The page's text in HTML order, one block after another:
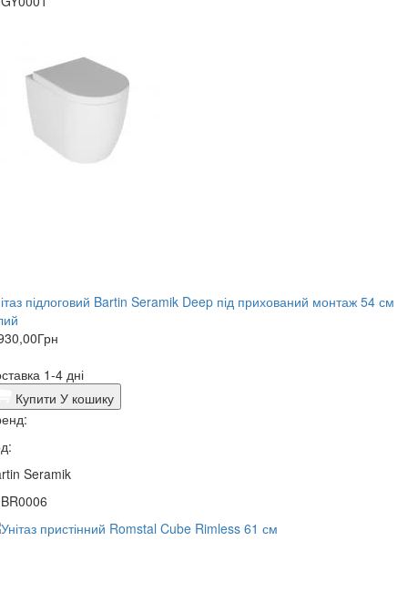
підлоговий Bartin Seramik Deep під прихований монтаж 54 см
Грн
1-4 дні
Купити У кошику
Seramik